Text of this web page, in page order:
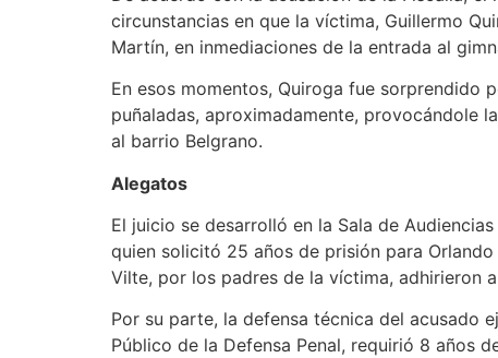
circunstancias en que la víctima, Guillermo
Martín, en inmediaciones de la entrada al
En esos momentos, Quiroga fue sorprendido
puñaladas, aproximadamente, provocándole
al barrio Belgrano.
El juicio se desarrolló en la Sala de
quien solicitó 25 años de prisión para
Vilte, por los padres de la víctima, adhirieron
Por su parte, la defensa técnica del acusado
Público de la Defensa Penal, requirió 8 años